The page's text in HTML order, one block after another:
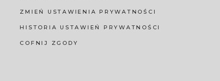
ZMIEŃ USTAWIENIA PRYWATNOŚCI
HISTORIA USTAWIEŃ PRYWATNOŚCI
COFNIJ ZGODY